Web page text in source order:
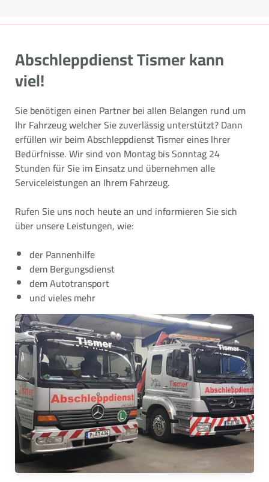
Abschleppdienst Tismer kann
viel!
Sie benötigen einen Partner bei allen Belangen rund um
Ihr Fahrzeug welcher Sie zuverlässig unterstützt? Dann
erfüllen wir beim Abschleppdienst Tismer eines Ihrer
Bedürfnisse. Wir sind von Montag bis Sonntag 24
Stunden für Sie im Einsatz und übernehmen alle
Serviceleistungen an Ihrem Fahrzeug.
Rufen Sie uns noch heute an und informieren Sie sich
über unsere Leistungen, wie:
der Pannenhilfe
dem Bergungsdienst
dem Autotransport
und vieles mehr